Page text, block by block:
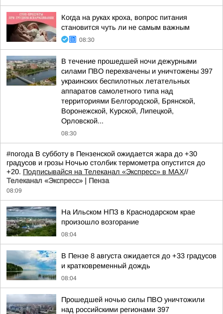
Когда на руках кроха, вопрос питания
становится чуть ли не самым важным
08:30
В течение прошедшей ночи дежурными
силами ПВО перехвачены и уничтожены 397
украинских беспилотных летательных
аппаратов самолетного типа над
территориями Белгородской, Брянской,
Воронежской, Курской, Липецкой,
Орловской...
08:30
#погода В субботу в Пензенской ожидается жара до +30
градусов и грозы Ночью столбик термометра опустится до
+20. Подписывайся на Телеканал «Экспресс» в MAX//
Телеканал «Экспресс» | Пенза
08:09
На Ильском НПЗ в Краснодарском крае
произошло возгорание
08:04
В Пензе 8 августа ожидается до +33 градусов
и кратковременный дождь
08:04
Прошедшей ночью силы ПВО уничтожили
над российскими регионами 397